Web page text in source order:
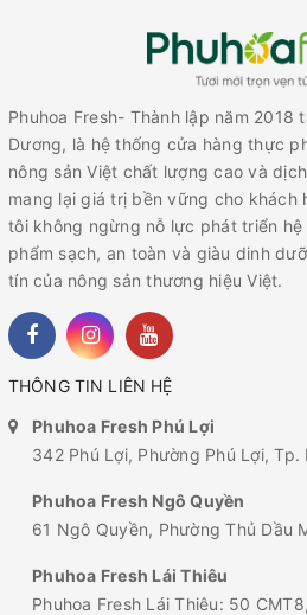
Phuhoa Fresh- Thành lập năm 2018
Dương, là hệ thống cửa hàng thực
nông sản Việt chất lượng cao và
mang lại giá trị bền vững cho khách
tôi không ngừng nỗ lực phát triển
phẩm sạch, an toàn và giàu dinh
tín của nông sản thương hiệu Việt.
THÔNG TIN LIÊN HỆ
Phuhoa Fresh Phú Lợi
342 Phú Lợi, Phường Phú Lợi, Tp.
Phuhoa Fresh Ngô Quyền
61 Ngô Quyền, Phường Thủ Dầu
Phuhoa Fresh Lái Thiêu
Phuhoa Fresh Lái Thiêu: 50